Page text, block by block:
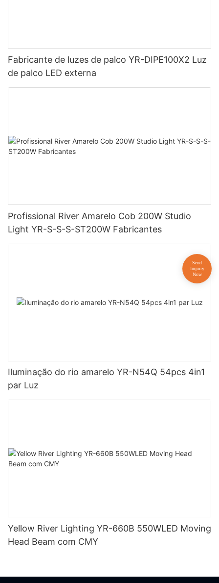
Fabricante de luzes de palco YR-DIPE100X2 Luz
de palco LED externa
Profissional River Amarelo Cob 200W Studio
Light YR-S-S-S-ST200W Fabricantes
Iluminação do rio amarelo YR-N54Q 54pcs 4in1
par Luz
Yellow River Lighting YR-660B 550WLED Moving
Head Beam com CMY